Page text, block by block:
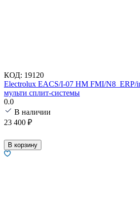
КОД: 19120
Electrolux EACS/I-07 HM FMI/N8_ERP/
мульти сплит-системы
0.0
В наличии
23 400 ₽
В корзину